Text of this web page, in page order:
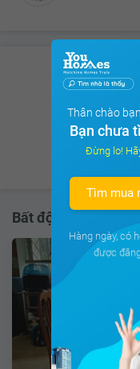
Có hơn
Bất động sản đang
Thân chào bạn
Bạn chưa
Đừng lo!
Tìm mua
Hàng ngày, có
được